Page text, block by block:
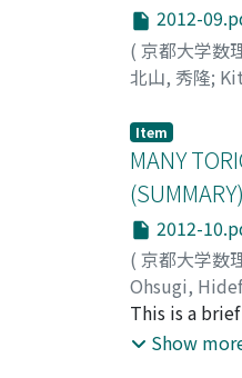
2012-
( 京都大学数
北山, 秀隆;
Item
MANY
2012-
( 京都大学数
Ohsugi,
This is a
ideal of the
Show